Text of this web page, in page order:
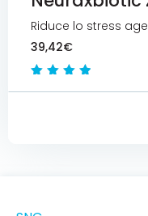
Riduce lo stress
39,42€
5.00